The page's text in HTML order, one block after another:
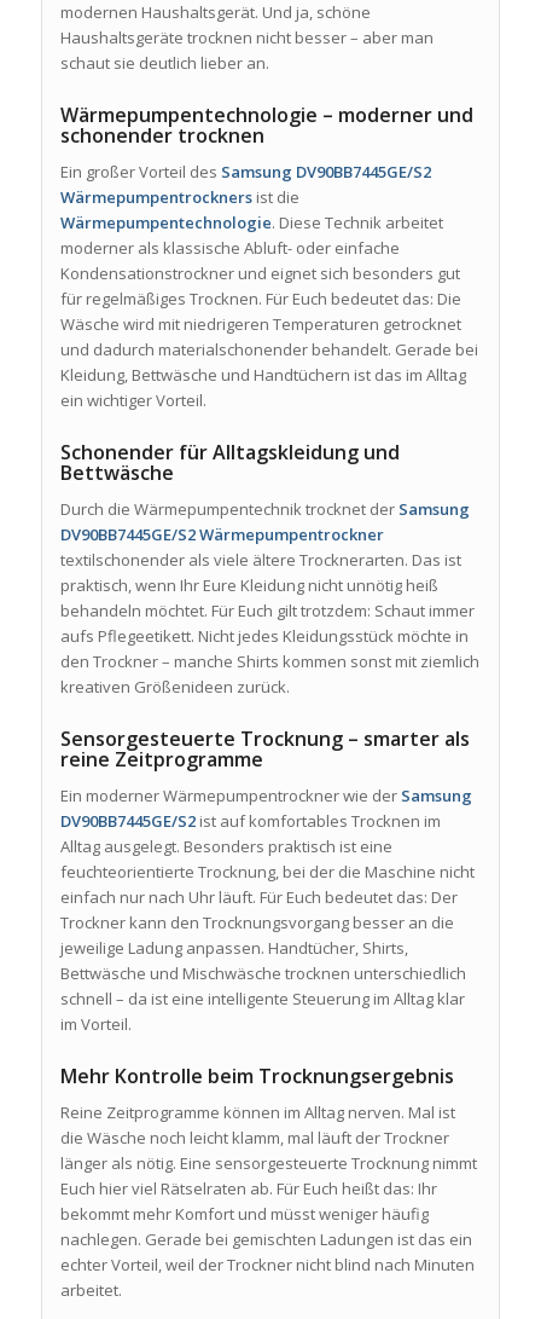
modernen Haushaltsgerät. Und ja, schöne
Haushaltsgeräte trocknen nicht besser – aber man
schaut sie deutlich lieber an.
Wärmepumpentechnologie – moderner und
schonender trocknen
Ein großer Vorteil des Samsung DV90BB7445GE/S2
Wärmepumpentrocknersist die
Wärmepumpentechnologie. Diese Technik arbeitet
moderner als klassische Abluft- oder einfache
Kondensationstrockner und eignet sich besonders gut
für regelmäßiges Trocknen. Für Euch bedeutet das: Die
Wäsche wird mit niedrigeren Temperaturen getrocknet
und dadurch materialschonender behandelt. Gerade bei
Kleidung, Bettwäsche und Handtüchern ist das im Alltag
ein wichtiger Vorteil.
Schonender für Alltagskleidung und
Bettwäsche
Durch die Wärmepumpentechnik trocknet der Samsung
DV90BB7445GE/S2 Wärmepumpentrockner
textilschonender als viele ältere Trocknerarten. Das ist
praktisch, wenn Ihr Eure Kleidung nicht unnötig heiß
behandeln möchtet. Für Euch gilt trotzdem: Schaut immer
aufs Pflegeetikett. Nicht jedes Kleidungsstück möchte in
den Trockner – manche Shirts kommen sonst mit ziemlich
kreativen Größenideen zurück.
Sensorgesteuerte Trocknung – smarter als
reine Zeitprogramme
Ein moderner Wärmepumpentrockner wie der Samsung
DV90BB7445GE/S2ist auf komfortables Trocknen im
Alltag ausgelegt. Besonders praktisch ist eine
feuchteorientierte Trocknung, bei der die Maschine nicht
einfach nur nach Uhr läuft. Für Euch bedeutet das: Der
Trockner kann den Trocknungsvorgang besser an die
jeweilige Ladung anpassen. Handtücher, Shirts,
Bettwäsche und Mischwäsche trocknen unterschiedlich
schnell – da ist eine intelligente Steuerung im Alltag klar
im Vorteil.
Mehr Kontrolle beim Trocknungsergebnis
Reine Zeitprogramme können im Alltag nerven. Mal ist
die Wäsche noch leicht klamm, mal läuft der Trockner
länger als nötig. Eine sensorgesteuerte Trocknung nimmt
Euch hier viel Rätselraten ab. Für Euch heißt das: Ihr
bekommt mehr Komfort und müsst weniger häufig
nachlegen. Gerade bei gemischten Ladungen ist das ein
echter Vorteil, weil der Trockner nicht blind nach Minuten
arbeitet.